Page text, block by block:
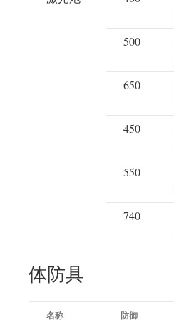
500
650
450
550
740
体防具
名称 防御